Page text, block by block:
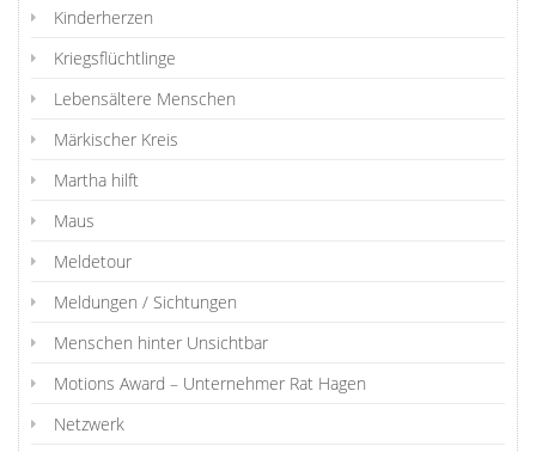
Kinderherzen
Kriegsflüchtlinge
Lebensältere Menschen
Märkischer Kreis
Martha hilft
Maus
Meldetour
Meldungen / Sichtungen
Menschen hinter Unsichtbar
Motions Award – Unternehmer Rat Hagen
Netzwerk